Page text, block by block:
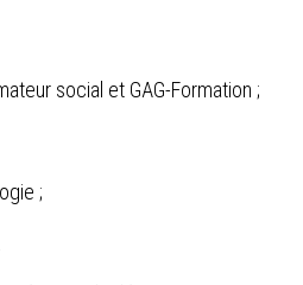
social et GAG-Formation ;
;